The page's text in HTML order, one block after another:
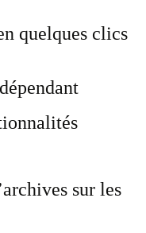
quelques clics
sur les